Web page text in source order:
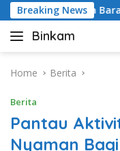
Skip
to
content
Breaking News
Sumbawa Barat
Binkam
Home Berita
Berita
Pantau
Nyaman